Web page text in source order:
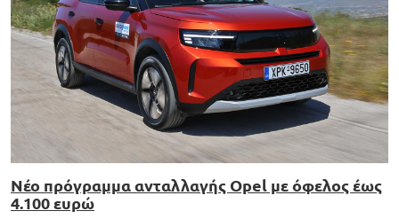
Νέο πρόγραμμα ανταλλαγής Opel με όφελος έως
4.100 ευρώ